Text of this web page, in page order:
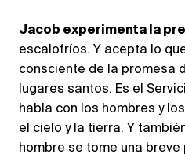
Jacob experimenta la
escalofríos. Y acepta lo
consciente de la promesa
lugares santos. Es el
habla con los hombres y
el cielo y la tierra. Y
hombre se tome una breve